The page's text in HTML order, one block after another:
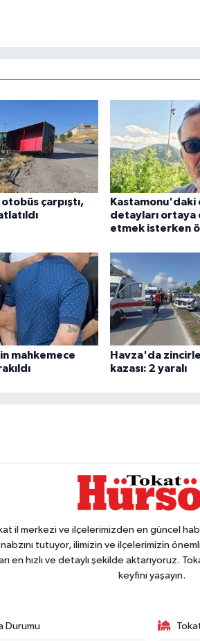
çarpıştı,
Kastamonu'daki
detayları ortaya
etmek isterken
mahkemece
Havza'da
kazası: 2 yaralı
il merkezi ve ilçelerimizden en güncel
nabzını tutuyor, ilimizin ve ilçelerimizin
en hızlı ve detaylı şekilde aktarıyoruz.
keyfini yaşayın.
Durumu